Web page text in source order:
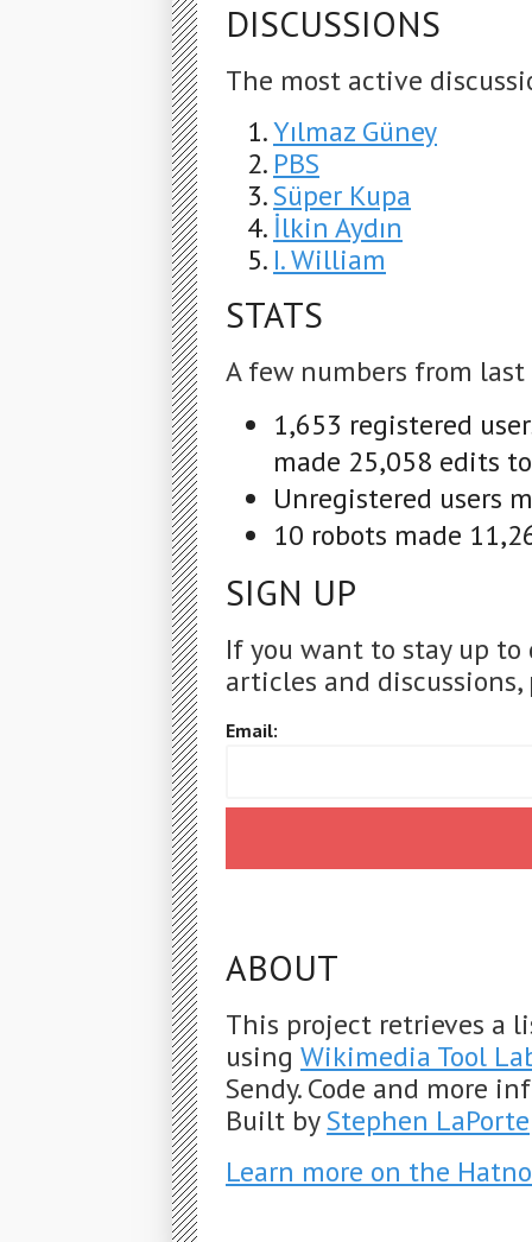
DISCUSSIONS
The most active
Yılmaz Güney
PBS
Süper Kupa
İlkin Aydın
I. William
STATS
A few numbers from last
1,653 registered
made 25,058 edits
Unregistered users
10 robots made
SIGN UP
If you want to stay up
articles and
Email:
ABOUT
This project retrieves a
using Wikimedia Tool
Sendy. Code and more
Built byStephen LaPorte
Learn more on the